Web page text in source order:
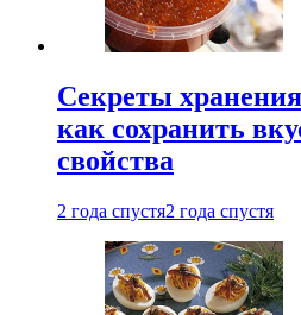
Секреты
как сохранить
свойства
2 года спустя2 года спустя